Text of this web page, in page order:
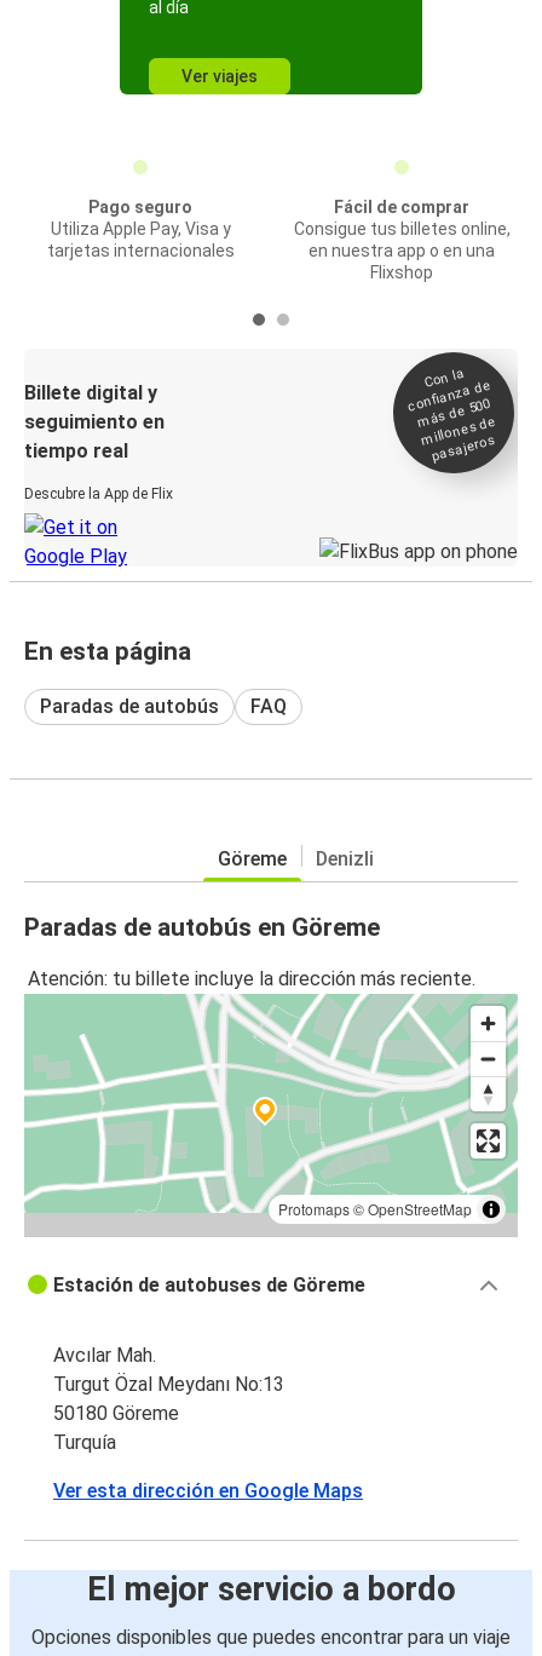
al día
Ver viajes
Pago seguro
Utiliza Apple Pay, Visa y
tarjetas internacionales
Fácil de comprar
Consigue tus billetes online,
en nuestra app o en una
Flixshop
Billete digital y
seguimiento en
tiempo real
Descubre la App de Flix
Con la
confianza de
más de 500
millones de
pasajeros
En esta página
Paradas de autobús FAQ
Göreme Denizli
Paradas de autobús en Göreme
Atención: tu billete incluye la dirección más reciente.
Protomaps©OpenStreetMap
Estación de autobuses de Göreme
Avcılar Mah.
Turgut Özal Meydanı No:13
50180 Göreme
Turquía
Ver esta dirección en Google Maps
El mejor servicio a bordo
Opciones disponibles que puedes encontrar para un viaje